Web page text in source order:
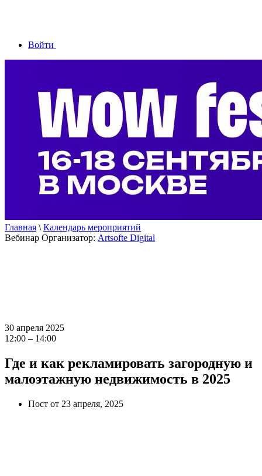
Войти
Главная \ Календарь мероприятий
Вебинар Организатор: Artsofte Digital
30 апреля 2025
12:00 – 14:00
Где и как рекламировать загородную и
малоэтажную недвижимость в 2025
Пост от 23 апреля, 2025